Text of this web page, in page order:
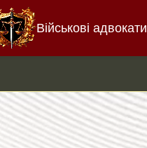
Військові адвокати